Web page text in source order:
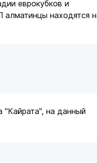
еврокубков и
находятся
"Кайрата", на данный